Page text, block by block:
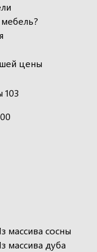
массива сосны
массива дуба
мебель?
цены
103